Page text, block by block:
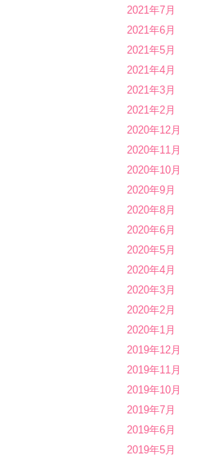
2021年7月
2021年6月
2021年5月
2021年4月
2021年3月
2021年2月
2020年12月
2020年11月
2020年10月
2020年9月
2020年8月
2020年6月
2020年5月
2020年4月
2020年3月
2020年2月
2020年1月
2019年12月
2019年11月
2019年10月
2019年7月
2019年6月
2019年5月